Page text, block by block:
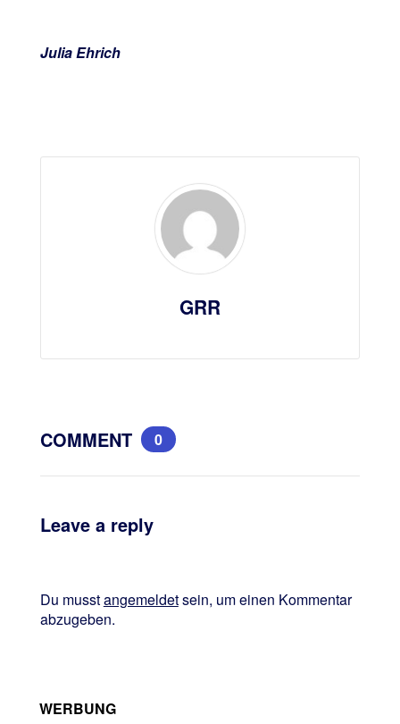
Julia Ehrich
GRR
COMMENT 0
Leave a reply
Du musstangemeldetsein, um einen Kommentar
abzugeben.
WERBUNG